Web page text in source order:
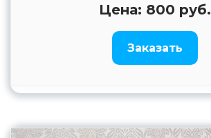
Цена: 800 руб.
Заказать